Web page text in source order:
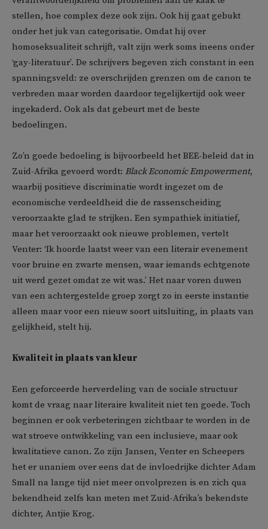
stellen, hoe complex deze ook zijn. Ook hij gaat gebukt
onder het juk van categorisatie. Omdat hij over
homoseksualiteit schrijft, valt zijn werk soms ineens onder
‘gay-literatuur’. De schrijvers begeven zich constant in een
spanningsveld: ze overschrijden grenzen om de canon te
verbreden maar worden daardoor tegelijkertijd ook weer
ingekaderd. Ook als dat gebeurt met de beste
bedoelingen.
Zo’n goede bedoeling is bijvoorbeeld het BEE-beleid dat in
Zuid-Afrika gevoerd wordt: Black Economic Empowerment,
waarbij positieve discriminatie wordt ingezet om de
economische verdeeldheid die de rassenscheiding
veroorzaakte glad te strijken. Een sympathiek initiatief,
maar het veroorzaakt ook nieuwe problemen, vertelt
Venter: ‘Ik hoorde laatst weer van een literair evenement
voor bruine en zwarte mensen, waar iemands echtgenote
uit werd gezet omdat ze wit was.’ Het naar voren duwen
van een achtergestelde groep zorgt zo in eerste instantie
alleen maar voor een nieuw soort uitsluiting, in plaats van
gelijkheid, stelt hij.
Kwaliteit in plaats van kleur
Een geforceerde herverdeling van de sociale structuur
komt de vraag naar literaire kwaliteit niet ten goede. Toch
beginnen er ook verbeteringen zichtbaar te worden in de
wat stroeve ontwikkeling van een inclusieve, maar ook
kwalitatieve canon. Zo zijn Jansen, Venter en Scheepers
het er unaniem over eens dat de invloedrijke dichter Adam
Small na lange tijd niet meer onvolprezen is en zich qua
bekendheid zelfs kan meten met Zuid-Afrika’s bekendste
dichter, Antjie Krog.